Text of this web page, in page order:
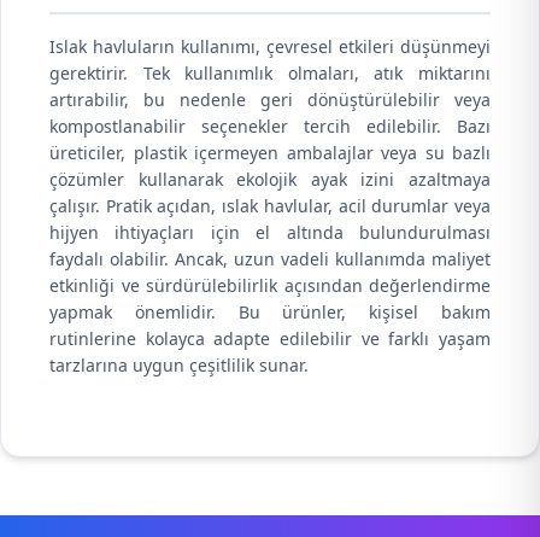
Islak havluların kullanımı, çevresel etkileri düşünmeyi
gerektirir. Tek kullanımlık olmaları, atık miktarını
artırabilir, bu nedenle geri dönüştürülebilir veya
kompostlanabilir seçenekler tercih edilebilir. Bazı
üreticiler, plastik içermeyen ambalajlar veya su bazlı
çözümler kullanarak ekolojik ayak izini azaltmaya
çalışır. Pratik açıdan, ıslak havlular, acil durumlar veya
hijyen ihtiyaçları için el altında bulundurulması
faydalı olabilir. Ancak, uzun vadeli kullanımda maliyet
etkinliği ve sürdürülebilirlik açısından değerlendirme
yapmak önemlidir. Bu ürünler, kişisel bakım
rutinlerine kolayca adapte edilebilir ve farklı yaşam
tarzlarına uygun çeşitlilik sunar.